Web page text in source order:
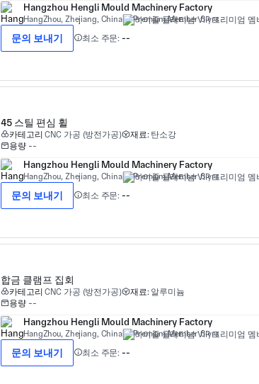
Hangzhou Hengli Mould Machinery Factory
HangZhou, Zhejiang, China Premium Member 6 yrs
문의 보내기 최소 주문:--
45 스틸 편심 휠
카테고리 CNC 가공 (방전가공) 재료:탄소강
용량--
Hangzhou Hengli Mould Machinery Factory
HangZhou, Zhejiang, China Premium Member 6 yrs
문의 보내기 최소 주문:--
합금 클램프 집회
카테고리 CNC 가공 (방전가공) 재료:알루미늄
용량--
Hangzhou Hengli Mould Machinery Factory
HangZhou, Zhejiang, China Premium Member 6 yrs
문의 보내기 최소 주문:--